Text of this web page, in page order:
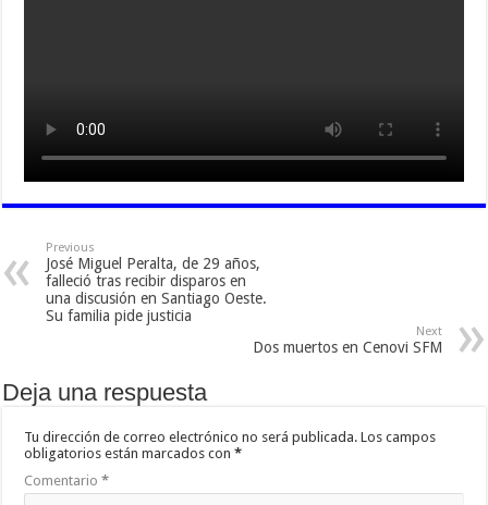
Previous
José Miguel Peralta, de 29 años,
falleció tras recibir disparos en
una discusión en Santiago Oeste.
Su familia pide justicia
Next
Dos muertos en Cenovi SFM
Deja una respuesta
Tu dirección de correo electrónico no será publicada. Los campos
obligatorios están marcados con*
Comentario*